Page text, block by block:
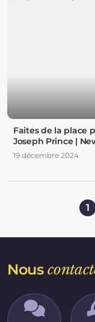
Faites de la place
Joseph Prince |
19 décembre 2024
1
Nous